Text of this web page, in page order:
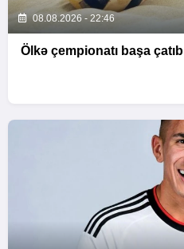
08.08.2026 - 22:46
Ölkə çempionatı başa çatıb